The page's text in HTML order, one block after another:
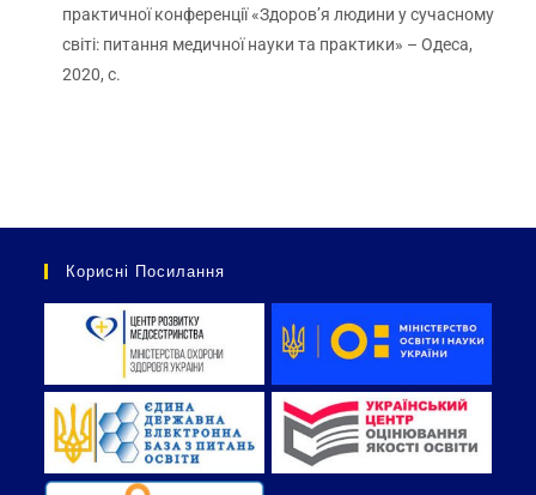
практичної конференції «Здоров’я людини у сучасному
світі: питання медичної науки та практики» – Одеса,
2020, с.
Корисні Посилання